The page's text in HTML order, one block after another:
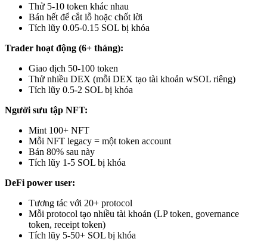
Thử 5-10 token khác nhau
Bán hết để cắt lỗ hoặc chốt lời
Tích lũy 0.05-0.15 SOL bị khóa
Trader hoạt động (6+ tháng):
Giao dịch 50-100 token
Thử nhiều DEX (mỗi DEX tạo tài khoản wSOL riêng)
Tích lũy 0.5-2 SOL bị khóa
Người sưu tập NFT:
Mint 100+ NFT
Mỗi NFT legacy = một token account
Bán 80% sau này
Tích lũy 1-5 SOL bị khóa
DeFi power user:
Tương tác với 20+ protocol
Mỗi protocol tạo nhiều tài khoản (LP token, governance
token, receipt token)
Tích lũy 5-50+ SOL bị khóa